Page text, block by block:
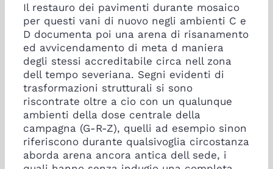
Il restauro dei pavimenti durante mosaico
per questi vani di nuovo negli ambienti C e
D documenta poi una arena di risanamento
ed avvicendamento di meta d maniera
degli stessi accreditabile circa nell zona
dell tempo severiana. Segni evidenti di
trasformazioni strutturali si sono
riscontrate oltre a cio con un qualunque
ambienti della dose centrale della
campagna (G-R-Z), quelli ad esempio sinon
riferiscono durante qualsivoglia circostanza
aborda arena ancora antica dell sede, i